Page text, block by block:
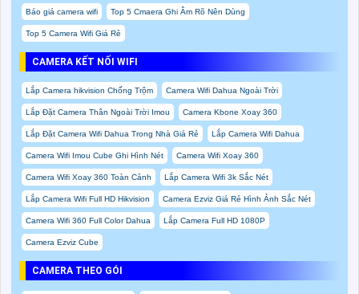
Báo giá camera wifi Top 5 Cmaera Ghi Âm Rõ Nên Dùng
Top 5 Camera Wifi Giá Rẻ
CAMERA KẾT NỐI WIFI
Lắp Camera hikvision Chống Trộm Camera Wifi Dahua Ngoài Trời
Lắp Đặt Camera Thân Ngoài Trời Imou Camera Kbone Xoay 360
Lắp Đặt Camera Wifi Dahua Trong Nhà Giá Rẻ Lắp Camera Wifi Dahua
Camera Wifi Imou Cube Ghi Hình Nét Camera Wifi Xoay 360
Camera Wifi Xoay 360 Toàn Cảnh Lắp Camera Wifi 3k Sắc Nét
Lắp Camera Wifi Full HD Hikvision Camera Ezviz Giá Rẻ Hình Ảnh Sắc Nét
Camera Wifi 360 Full Color Dahua Lắp Camera Full HD 1080P
Camera Ezviz Cube
CAMERA THEO GÓI